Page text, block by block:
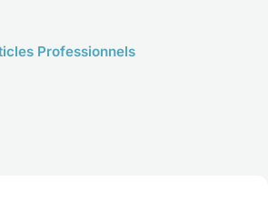
Professionnels